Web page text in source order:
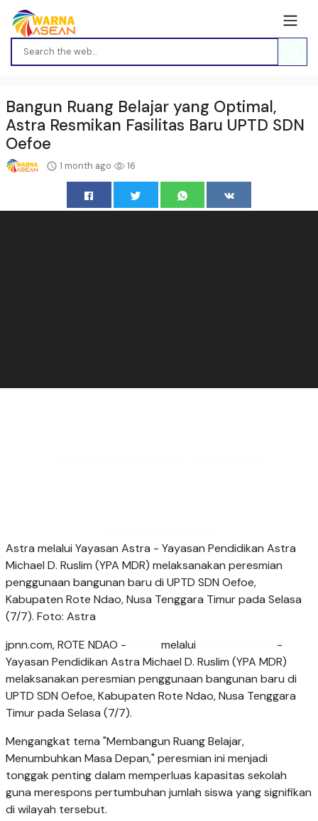
Bangun Ruang Belajar yang Optimal,
Astra Resmikan Fasilitas Baru UPTD SDN
Oefoe
1 month ago 16
Astra melalui Yayasan Astra - Yayasan Pendidikan Astra
Michael D. Ruslim (YPA MDR) melaksanakan peresmian
penggunaan bangunan baru di UPTD SDN Oefoe,
Kabupaten Rote Ndao, Nusa Tenggara Timur pada Selasa
(7/7). Foto: Astra
jpnn.com, ROTE NDAO - melalui
-
Yayasan Pendidikan Astra Michael D. Ruslim (YPA MDR)
melaksanakan peresmian penggunaan bangunan baru di
UPTD SDN Oefoe, Kabupaten Rote Ndao, Nusa Tenggara
Timur pada Selasa (7/7).
Mengangkat tema "Membangun Ruang Belajar,
Menumbuhkan Masa Depan," peresmian ini menjadi
tonggak penting dalam memperluas kapasitas sekolah
guna merespons pertumbuhan jumlah siswa yang signifikan
di wilayah tersebut.